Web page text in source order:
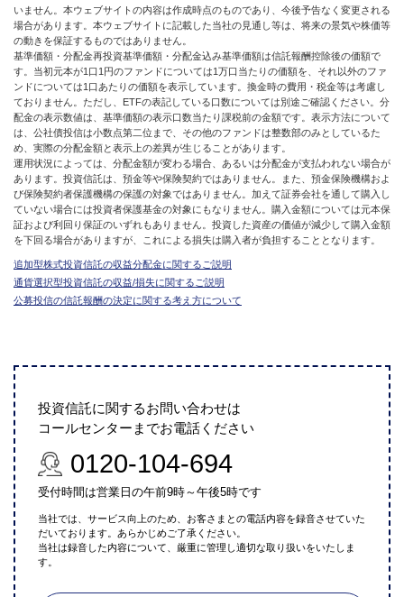
いません。本ウェブサイトの内容は作成時点のものであり、今後予告なく変更される
場合があります。本ウェブサイトに記載した当社の見通し等は、将来の景気や株価等
の動きを保証するものではありません。
基準価額・分配金再投資基準価額・分配金込み基準価額は信託報酬控除後の価額で
す。当初元本が1口1円のファンドについては1万口当たりの価額を、それ以外のファ
ンドについては1口あたりの価額を表示しています。換金時の費用・税金等は考慮し
ておりません。ただし、ETFの表記している口数については別途ご確認ください。分
配金の表示数値は、基準価額の表示口数当たり課税前の金額です。表示方法について
は、公社債投信は小数点第二位まで、その他のファンドは整数部のみとしているた
め、実際の分配金額と表示上の差異が生じることがあります。
運用状況によっては、分配金額が変わる場合、あるいは分配金が支払われない場合が
あります。投資信託は、預金等や保険契約ではありません。また、預金保険機構およ
び保険契約者保護機構の保護の対象ではありません。加えて証券会社を通して購入し
ていない場合には投資者保護基金の対象にもなりません。購入金額については元本保
証および利回り保証のいずれもありません。投資した資産の価値が減少して購入金額
を下回る場合がありますが、これによる損失は購入者が負担することとなります。
追加型株式投資信託の収益分配金に関するご説明
通貨選択型投資信託の収益/損失に関するご説明
公募投信の信託報酬の決定に関する考え方について
投資信託に関するお問い合わせは
コールセンターまでお電話ください
0120-104-694
受付時間は営業日の午前9時～午後5時です
当社では、サービス向上のため、お客さまとの電話内容を録音させていた
だいております。あらかじめご了承ください。
当社は録音した内容について、厳重に管理し適切な取り扱いをいたしま
す。